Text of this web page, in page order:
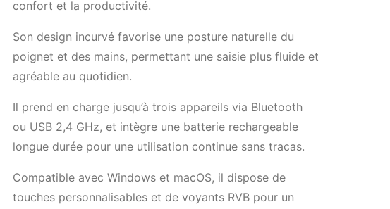
confort et la productivité.
Son design incurvé favorise une posture naturelle du
poignet et des mains, permettant une saisie plus fluide et
agréable au quotidien.
Il prend en charge jusqu’à trois appareils via Bluetooth
ou USB 2,4 GHz, et intègre une batterie rechargeable
longue durée pour une utilisation continue sans tracas.
Compatible avec Windows et macOS, il dispose de
touches personnalisables et de voyants RVB pour un